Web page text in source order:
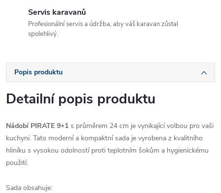
Servis karavanů
Profesionální servis a údržba, aby váš karavan zůstal
spolehlivý.
Popis produktu
Detailní popis produktu
Nádobí PIRATE 9+1 s průměrem 24 cm je vynikající volbou pro vaši
kuchyni. Tato moderní a kompaktní sada je vyrobena z kvalitního
hliníku s vysokou odolností proti teplotním šokům a hygienickému
použití.
Sada obsahuje: